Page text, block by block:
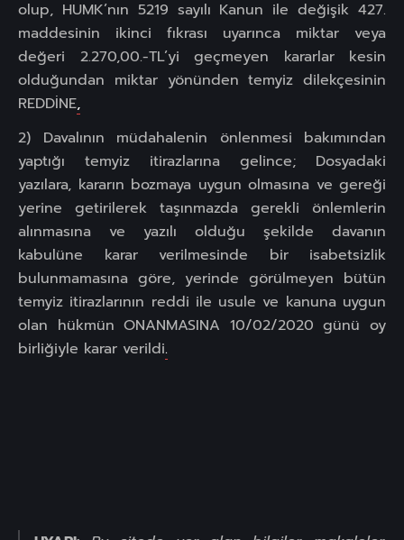
olup, HUMK’nın 5219 sayılı Kanun ile değişik 427.
maddesinin ikinci fıkrası uyarınca miktar veya
değeri 2.270,00.-TL’yi geçmeyen kararlar kesin
olduğundan miktar yönünden temyiz dilekçesinin
REDDİNE,
2) Davalının müdahalenin önlenmesi bakımından
yaptığı temyiz itirazlarına gelince; Dosyadaki
yazılara, kararın bozmaya uygun olmasına ve gereği
yerine getirilerek taşınmazda gerekli önlemlerin
alınmasına ve yazılı olduğu şekilde davanın
kabulüne karar verilmesinde bir isabetsizlik
bulunmamasına göre, yerinde görülmeyen bütün
temyiz itirazlarının reddi ile usule ve kanuna uygun
olan hükmün ONANMASINA 10/02/2020 günü oy
birliğiyle karar verildi.